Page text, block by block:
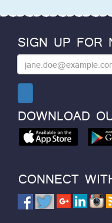
SIGN UP FOR
DOWNLOAD
CONNECT